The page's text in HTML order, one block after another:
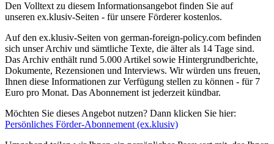
Den Volltext zu diesem Informationsangebot finden Sie auf
unseren ex.klusiv-Seiten - für unsere Förderer kostenlos.
Auf den ex.klusiv-Seiten von german-foreign-policy.com befinden
sich unser Archiv und sämtliche Texte, die älter als 14 Tage sind.
Das Archiv enthält rund 5.000 Artikel sowie Hintergrundberichte,
Dokumente, Rezensionen und Interviews. Wir würden uns freuen,
Ihnen diese Informationen zur Verfügung stellen zu können - für 7
Euro pro Monat. Das Abonnement ist jederzeit kündbar.
Möchten Sie dieses Angebot nutzen? Dann klicken Sie hier:
Persönliches Förder-Abonnement (ex.klusiv)